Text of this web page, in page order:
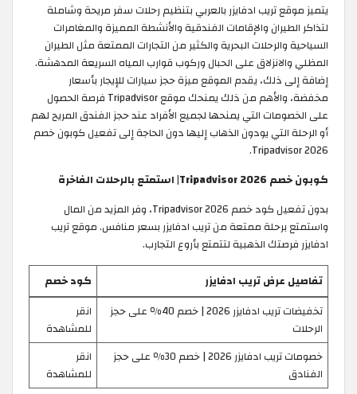
يتميز موقع تريب ادفايزر بالعربي بتنظيم رحلات سفر مريحة وشاملة
لتذاكر الطيران والإقامات الفندقية والأنشطة المميزة والمغامرات
السياحية والرحلات البحرية والكثير من التجارات الممتعة مثل الطيران
المظلي والانزلاق على الحبال وركوب قوارب المياه السريعة المدهشة.
إضافة إلى ذلك، يقدم الموقع ميزة حجز سيارات للإيجار بأسعار
مخفضة، والأهم من ذلك يمنحك موقع Tripadvisor فرصة الحصول
على الخصومات التي يمنحها لجميع الأفراد عند حجز الفندق المريح لهم
أو الرحلة التي يودون الذهاب إليها دون الحاجة إلى تفعيل كوبون خصم
Tripadvisor 2026.
كوبون خصم Tripadvisor 2026| استمتع بالرحلات الفاخرة
بدون تفعيل كود خصم Tripadvisor 2026، وفر المزيد من المال
واستمتع برحلة ممتعة من تريب ادفايزر بسعر منافس. موقع تريب
ادفايزر فرصتك الذهبية لتتمتع بأروع التجارب.
تفاصيل عرض تريب ادفايزر
كود خصم
تخفيضات تريب ادفايزر 2026 | خصم 40٪ على حجز
الرحلات
انقر
للمشاهدة
خصومات تريب ادفايزر 2026 | خصم 30٪ على حجز
الفنادق
انقر
للمشاهدة